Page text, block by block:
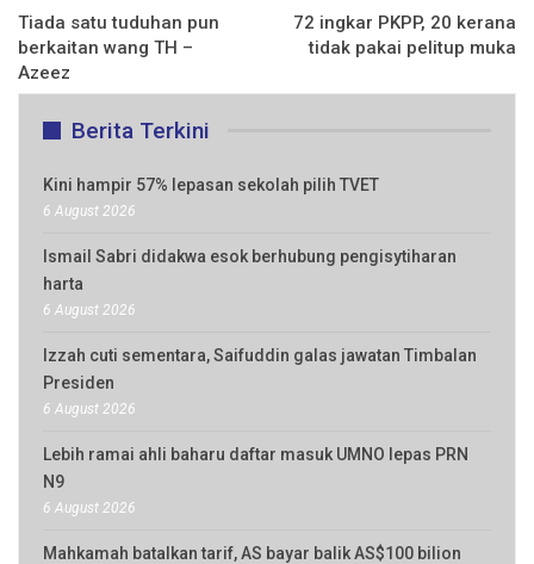
Tiada satu tuduhan pun
berkaitan wang TH –
Azeez
72 ingkar PKPP, 20 kerana
tidak pakai pelitup muka
Berita Terkini
Kini hampir 57% lepasan sekolah pilih TVET
6 August 2026
Ismail Sabri didakwa esok berhubung pengisytiharan
harta
6 August 2026
Izzah cuti sementara, Saifuddin galas jawatan Timbalan
Presiden
6 August 2026
Lebih ramai ahli baharu daftar masuk UMNO lepas PRN
N9
6 August 2026
Mahkamah batalkan tarif, AS bayar balik AS$100 bilion